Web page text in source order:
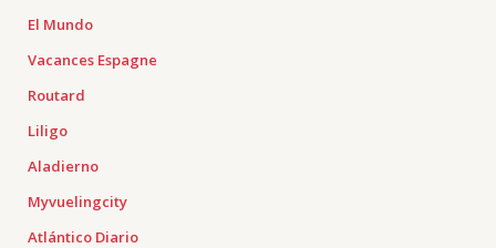
El Mundo
Vacances Espagne
Routard
Liligo
Aladierno
Myvuelingcity
Atlántico Diario